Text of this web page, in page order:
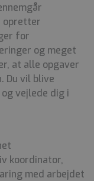
opretter
for
og meget
at alle opgaver
Du vil blive
vejlede dig i
koordinator,
med arbejdet